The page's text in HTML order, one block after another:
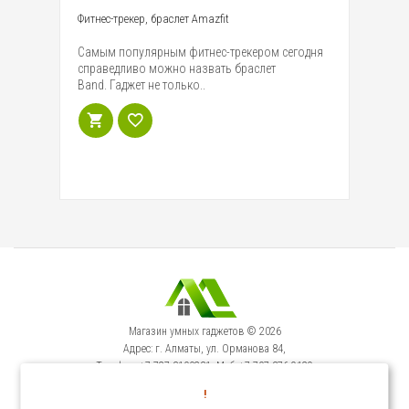
Фитнес-трекер, браслет Amazfit
Самым популярным фитнес-трекером сегодня
справедливо можно назвать браслет
Band. Гаджет не только..
Магазин умных гаджетов © 2026
Адрес: г. Алматы, ул. Орманова 84,
Телефон: +7-727-3100231, Моб: +7-707-376-9129
Сервисный Центр: г. Алматы, ул. Орманова 84.
!